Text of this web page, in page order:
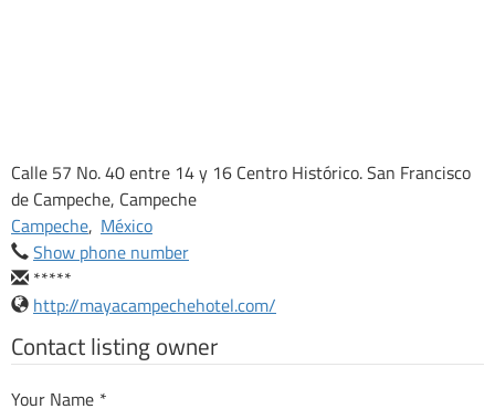
Calle 57 No. 40 entre 14 y 16 Centro Histórico. San Francisco
de Campeche, Campeche
Campeche, México
Show phone number
*****
http://mayacampechehotel.com/
Contact listing owner
Your Name *